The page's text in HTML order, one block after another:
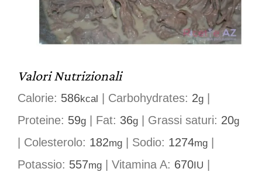
Valori Nutrizionali
Calorie: 586kcal | Carbohydrates: 2g |
Proteine: 59g | Fat: 36g | Grassi saturi: 20g
| Colesterolo: 182mg | Sodio: 1274mg |
Potassio: 557mg | Vitamina A: 670IU |